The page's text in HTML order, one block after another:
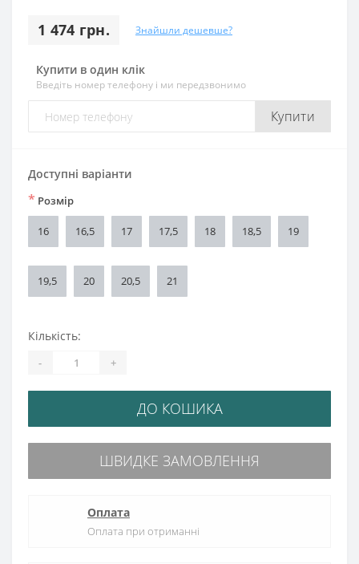
1 474 грн. Знайшли дешевше?
Купити в один клік
Введіть номер телефону і ми передзвонимо
Купити
Доступні варіанти
* Розмір
16 16,5 17 17,5 18 18,5 19
19,5 20 20,5 21
Кількість:
- +
ДО КОШИКА
ШВИДКЕ ЗАМОВЛЕННЯ
Оплата
Оплата при отриманні